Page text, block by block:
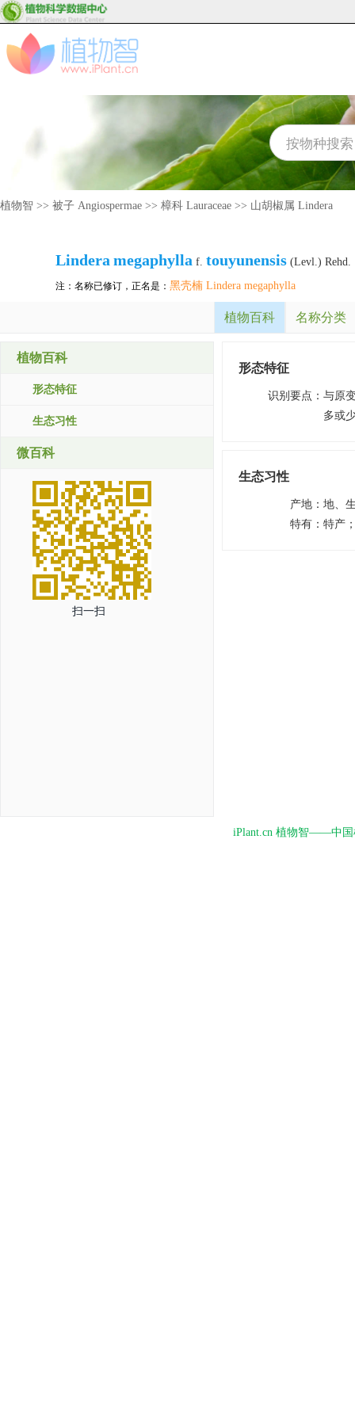
植物智 >> 被子 Angiospermae >> 樟科 Lauraceae >> 山胡椒属 Lindera
Lindera megaphylla f. touyunensis (Levl.) Rehd.
注：名称已修订，正名是： 黑壳楠 Lindera megaphylla
植物百科 名称分类
植物百科
形态特征
生态习性
微百科
扫一扫
形态特征
识别要点 ： 与原
多或
生态习性
产地 ： 地、
特有 ： 特产
iPlant.cn 植物智——中国